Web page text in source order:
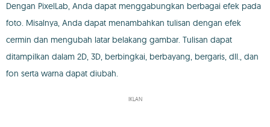
Dengan PixelLab, Anda dapat menggabungkan berbagai efek pada
foto. Misalnya, Anda dapat menambahkan tulisan dengan efek
cermin dan mengubah latar belakang gambar. Tulisan dapat
ditampilkan dalam 2D, 3D, berbingkai, berbayang, bergaris, dll., dan
fon serta warna dapat diubah.
IKLAN